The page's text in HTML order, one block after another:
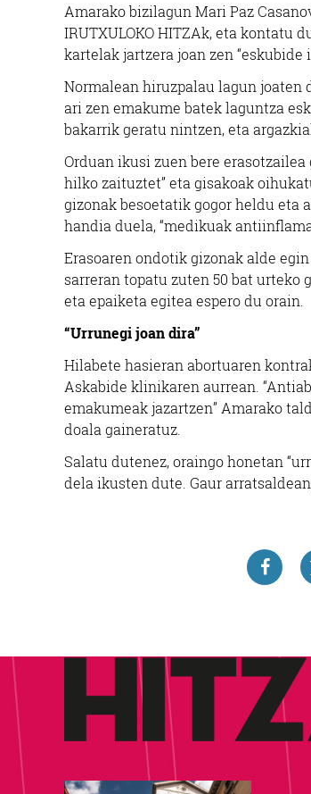
Amarako bizilagun Mari Paz
IRUTXULOKO HITZAk, eta kontatu
kartelak jartzera joan zen “eskubide
Normalean hiruzpalau lagun joaten
ari zen emakume batek laguntza
bakarrik geratu nintzen, eta
Orduan ikusi zuen bere erasotzailea
hilko zaituztet” eta gisakoak
gizonak besoetatik gogor heldu eta
handia duela, “medikuak
Erasoaren ondotik gizonak alde
sarreran topatu zuten 50 bat urteko
eta epaiketa egitea espero du orain.
“Urrunegi joan dira”
Hilabete hasieran abortuaren
Askabide klinikaren aurrean.
emakumeak jazartzen” Amarako
doala gaineratuz.
Salatu dutenez, oraingo honetan
dela ikusten dute. Gaur